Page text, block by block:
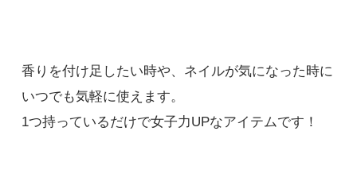
香りを付け足したい時や、ネイルが気になった時に
いつでも気軽に使えます。
1つ持っているだけで女子力UPなアイテムです！